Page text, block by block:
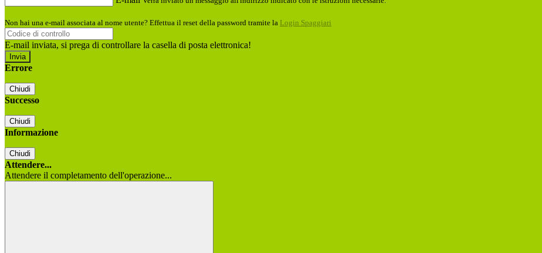
Non hai una e-mail associata al nome utente? Effettua il reset della password tramite la Login Spaggiari
E-mail inviata, si prega di controllare la casella di posta elettronica!
Errore
Chiudi
Successo
Chiudi
Informazione
Chiudi
Attendere...
Attendere il completamento dell'operazione...